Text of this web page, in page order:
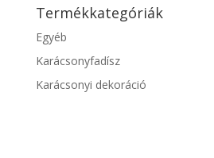
Termékkategóriák
Egyéb
Karácsonyfadísz
Karácsonyi dekoráció